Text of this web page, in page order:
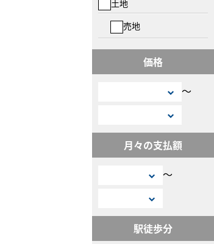
土地
売地
価格
〜
月々の支払額
〜
駅徒歩分